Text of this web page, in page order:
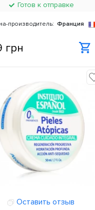
Готов к отправке
производитель: Франция
грн
Оставить отзыв